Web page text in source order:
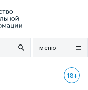
меню
18+